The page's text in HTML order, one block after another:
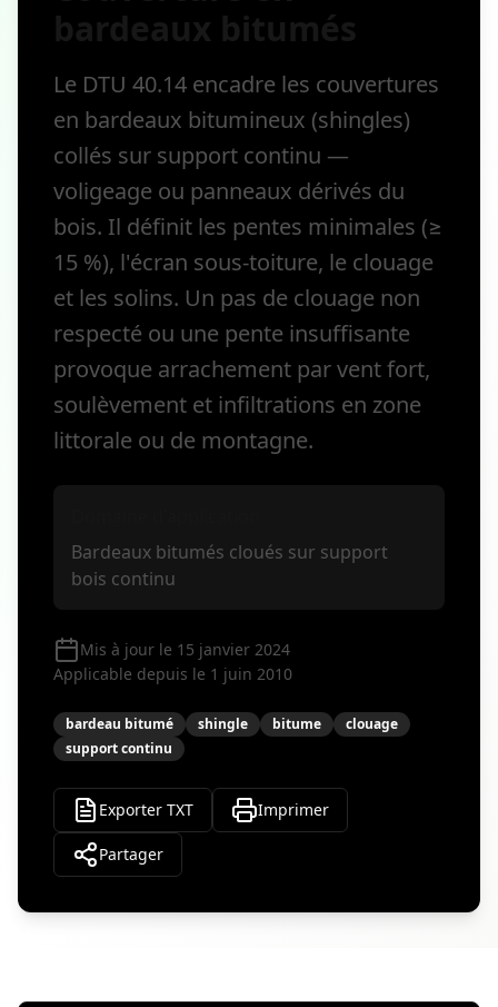
Le DTU 40.14 encadre les couvertures
en bardeaux bitumineux (shingles)
collés sur support continu —
voligeage ou panneaux dérivés du
bois. Il définit les pentes minimales (≥
15 %), l'écran sous-toiture, le clouage
et les solins. Un pas de clouage non
respecté ou une pente insuffisante
provoque arrachement par vent fort,
soulèvement et infiltrations en zone
littorale ou de montagne.
Bardeaux bitumés cloués sur support
bois continu
Mis à jour le 15 janvier 2024
Applicable depuis le 1 juin 2010
bardeau bitumé shingle bitume
clouage
support continu
Exporter TXT Imprimer
Partager